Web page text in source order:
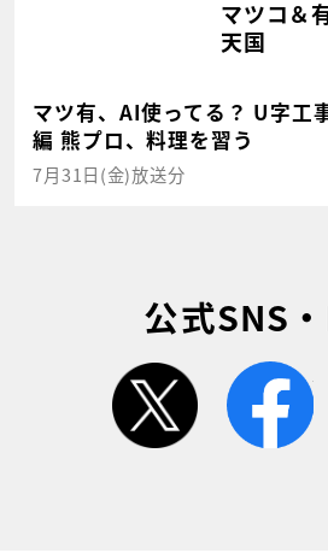
マツコ＆
天国
マツ有、AI使ってる？ U字工
編 熊プロ、料理を習う
7月31日(金)放送分
公式SNS
twitter